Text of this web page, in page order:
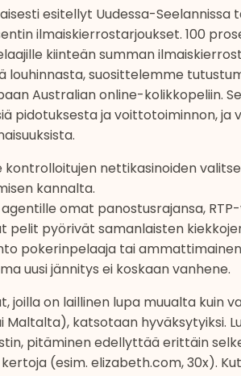
esitellyt Uudessa-Seelannissa
ilmaiskierrostarjoukset. 100
kiinteän summan
louhinnasta, suosittelemme
Australian online-kolikkopeliin.
pidotuksesta ja voittotoiminnon, ja
kontrolloitujen nettikasinoiden
kannalta.
omat panostusrajansa,
pelit pyörivät samanlaisten
pokerinpelaaja tai
uusi jännitys ei koskaan vanhene.
joilla on laillinen lupa muualta kuin
katsotaan hyväksytyiksi.
pitäminen edellyttää erittäin
(esim. elizabeth.com, 30x).